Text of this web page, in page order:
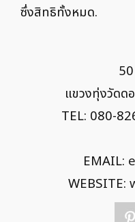
ซึ่งสิทธิทั้งหมด.
แขวงทุ่งวัดด
TEL: 080-
EMAIL:
WEBSITE: